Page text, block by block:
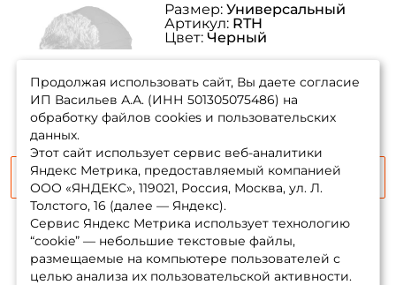
наличии
Сообщить о поступлении
Размер: Универсальный
Артикул: RTH
Цвет: Черный
Продолжая использовать сайт, Вы даете согласие
ИП Васильев А.А. (ИНН 501305075486) на
обработку файлов cookies и пользовательских
данных.
Этот сайт использует сервис веб-аналитики
Яндекс Метрика, предоставляемый компанией
ООО «ЯНДЕКС», 119021, Россия, Москва, ул. Л.
Толстого, 16 (далее — Яндекс).
Сервис Яндекс Метрика использует технологию
“cookie” — небольшие текстовые файлы,
размещаемые на компьютере пользователей с
целью анализа их пользовательской активности.